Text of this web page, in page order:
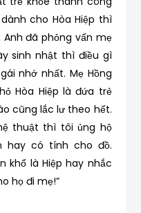
cho Hòa Hiệp thì
đã phỏng vấn mẹ
sinh nhật thì điều gì
nhớ nhất. Mẹ Hồng
Hòa Hiệp là đứa trẻ
cũng lắc lư theo hết.
thuật thì tôi ủng hộ
hay có tính cho đồ.
khổ là Hiệp hay nhắc
họ đi mẹ!”